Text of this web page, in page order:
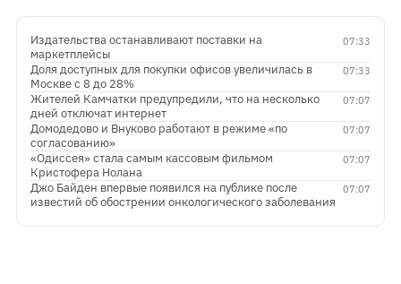
07:33
Издательства останавливают поставки на
маркетплейсы
07:33
Доля доступных для покупки офисов увеличилась в
Москве с 8 до 28%
07:07
Жителей Камчатки предупредили, что на несколько
дней отключат интернет
07:07
Домодедово и Внуково работают в режиме «по
согласованию»
07:07
«Одиссея» стала самым кассовым фильмом
Кристофера Нолана
07:07
Джо Байден впервые появился на публике после
известий об обострении онкологического заболевания